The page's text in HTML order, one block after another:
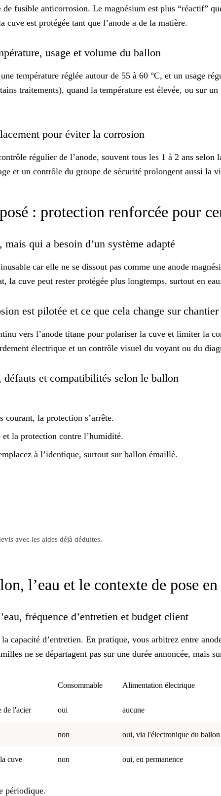
de fusible anticorrosion. Le magnésium est plus “réactif”
est protégée tant que l’anode a de la matière.
usage et volume du ballon
température réglée autour de 55 à 60 °C, et un usage
traitements), quand la température est élevée, ou sur
pour éviter la corrosion
régulier de l’anode, souvent tous les 1 à 2 ans selon
et un contrôle du groupe de sécurité prolongent aussi la
: protection renforcée pour
qui a besoin d’un système adapté
inusable car elle ne se dissout pas comme une anode
cuve peut rester protégée plus longtemps, surtout en
est pilotée et ce que cela change sur chantier
vers l’anode titane pour polariser la cuve et limiter la
électrique et un contrôle visuel du voyant ou du
et compatibilités selon le ballon
courant, la protection s’arrête.
la protection contre l’humidité.
à l’identique, surtout sur ballon émaillé.
avec les aides déjà déduites.
l’eau et le contexte de pose
fréquence d’entretien et budget client
capacité d’entretien. En pratique, vous arbitrez entre
ne se départagent pas sur une durée annoncée, mais
Consommable Alimentation électrique
de l'acier oui aucune
non oui, via l'électronique du ballon
cuve non oui, en permanence
périodique.